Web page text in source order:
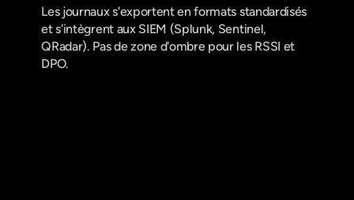
Les journaux s'exportent en formats standardisés
et s'intègrent aux SIEM (Splunk, Sentinel,
QRadar). Pas de zone d'ombre pour les RSSI et
DPO.